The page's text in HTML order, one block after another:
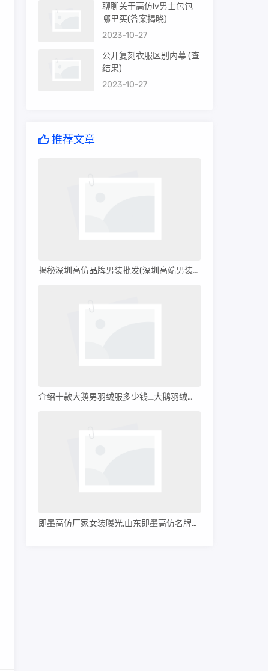
聊聊关于高仿lv男士包包
哪里买(答案揭晓)
2023-10-27
公开复刻衣服区别内幕 (查
结果)
2023-10-27
推荐文章
揭秘深圳高仿品牌男装批发(深圳高端男装批发)
介绍十款大鹅男羽绒服多少钱_大鹅羽绒服多少钱?
即墨高仿厂家女装曝光,山东即墨高仿名牌服装